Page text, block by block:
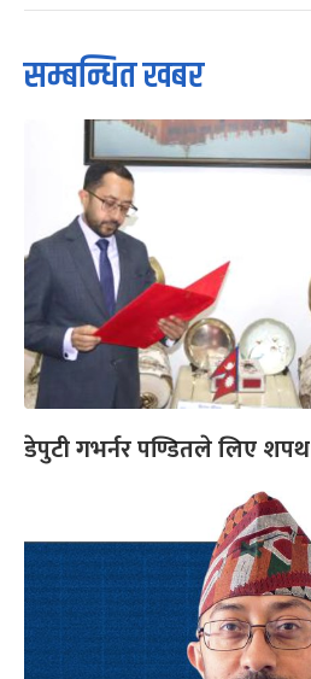
सम्बन्धित खबर
डेपुटी गभर्नर पण्डितले लिए शपथ